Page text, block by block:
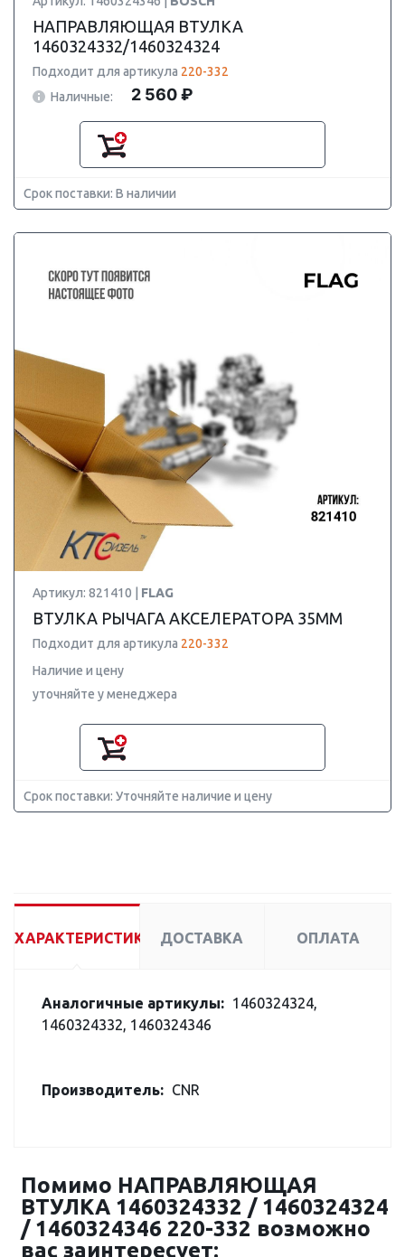
НАПРАВЛЯЮЩАЯ ВТУЛКА
1460324332/1460324324
Подходит для артикула 220-332
Наличные:
2 560 ₽
Срок поставки: В наличии
Артикул: 821410 | FLAG
ВТУЛКА РЫЧАГА АКСЕЛЕРАТОРА 35MM
Подходит для артикула 220-332
Наличие и цену
уточняйте у менеджера
Срок поставки: Уточняйте наличие и цену
ХАРАКТЕРИСТИКИ ДОСТАВКА ОПЛАТА
Аналогичные артикулы: 1460324324,
1460324332, 1460324346
Производитель: CNR
Помимо НАПРАВЛЯЮЩАЯ
ВТУЛКА 1460324332 / 1460324324
/ 1460324346 220-332 возможно
вас заинтересует: